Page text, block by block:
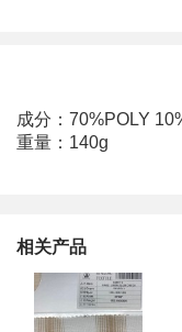
成分：70%POLY
重量：140g
相关产品